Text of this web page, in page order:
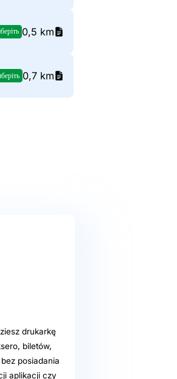
0,5 km
0,7 km
drukarkę
biletów,
posiadania
aplikacji czy